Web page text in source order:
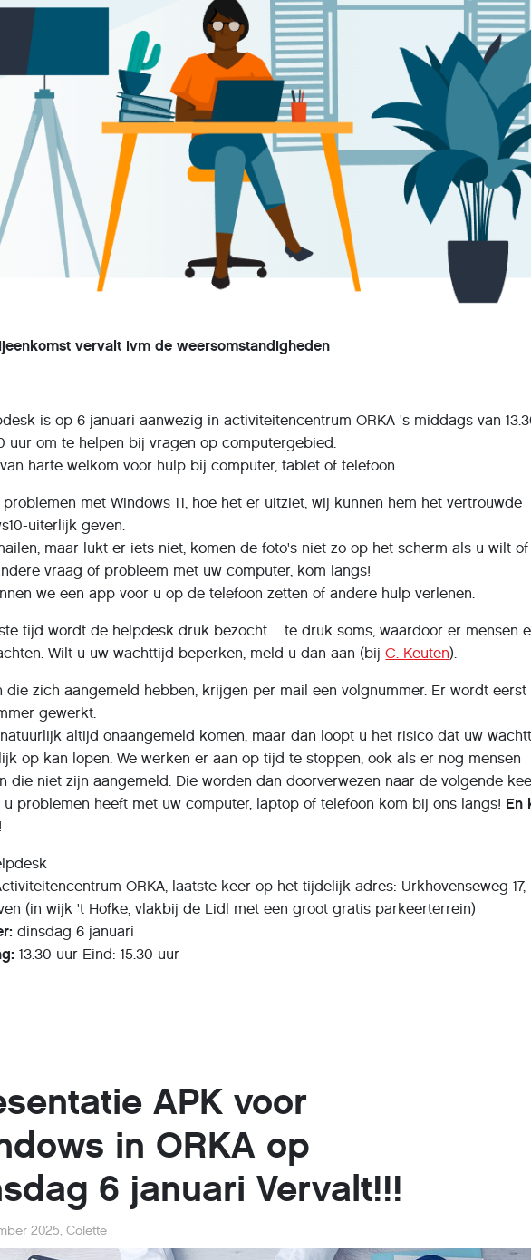
vervalt ivm de weersomstandigheden
is op 6 januari aanwezig in activiteitencentrum ORKA 's middags van
uur om te helpen bij vragen op computergebied.
harte welkom voor hulp bij computer, tablet of telefoon.
problemen met Windows 11, hoe het er uitziet, wij kunnen hem het vertrouwde
uiterlijk geven.
maar lukt er iets niet, komen de foto's niet zo op het scherm als u wilt
vraag of probleem met uw computer, kom langs!
we een app voor u op de telefoon zetten of andere hulp verlenen.
tijd wordt de helpdesk druk bezocht… te druk soms, waardoor er mensen
Wilt u uw wachttijd beperken, meld u dan aan (bijC. Keuten).
die zich aangemeld hebben, krijgen per mail een volgnummer. Er wordt eerst
gewerkt.
altijd onaangemeld komen, maar dan loopt u het risico dat uw
op kan lopen. We werken er aan op tijd te stoppen, ook als er nog mensen
die niet zijn aangemeld. Die worden dan doorverwezen naar de volgende
u problemen heeft met uw computer, laptop of telefoon kom bij ons langs! En
!
ORKA, laatste keer op het tijdelijk adres: Urkhovenseweg 17,
(in wijk 't Hofke, vlakbij de Lidl met een groot gratis parkeerterrein)
dinsdag 6 januari
13.30 uur Eind: 15.30 uur
APK voor
in ORKA op
6 januari Vervalt!!!
2025,Colette